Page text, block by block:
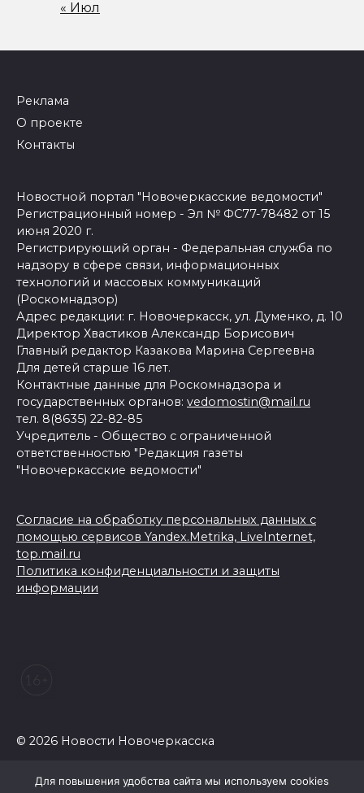
« Июл
Реклама
О проекте
Контакты
Новостной портал "Новочеркасские ведомости"
Регистрационный номер - Эл № ФС77-78482 от 15
июня 2020 г.
Регистрирующий орган - Федеральная служба по
надзору в сфере связи, информационных
технологий и массовых коммуникаций
(Роскомнадзор)
Адрес редакции: г. Новочеркасск, ул. Думенко, д. 10
Директор Хвастиков Александр Борисович
Главный редактор Казакова Марина Сергеевна
Для детей старше 16 лет.
Контактные данные для Роскомнадзора и
государственных органов: vedomostin@mail.ru
тел. 8(8635) 22-82-85
Учредитель - Общество с ограниченной
ответственностью "Редакция газеты
"Новочеркасские ведомости"
Согласие на обработку персональных данных с
помощью сервисов Yandex.Metrika, LiveInternet,
top.mail.ru
Политика конфиденциальности и защиты
информации
© 2026 Новости Новочеркасска
Для повышения удобства сайта мы используем cookies